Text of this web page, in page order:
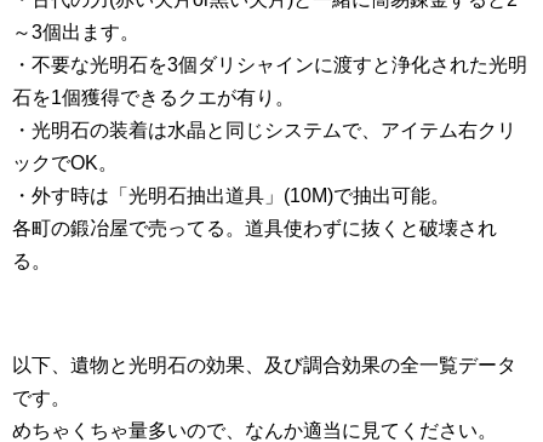
～3個出ます。
・不要な光明石を3個ダリシャインに渡すと浄化された光明
石を1個獲得できるクエが有り。
・光明石の装着は水晶と同じシステムで、アイテム右クリ
ックでOK。
・外す時は「光明石抽出道具」(10M)で抽出可能。
各町の鍛冶屋で売ってる。道具使わずに抜くと破壊され
る。
以下、遺物と光明石の効果、及び調合効果の全一覧データ
です。
めちゃくちゃ量多いので、なんか適当に見てください。